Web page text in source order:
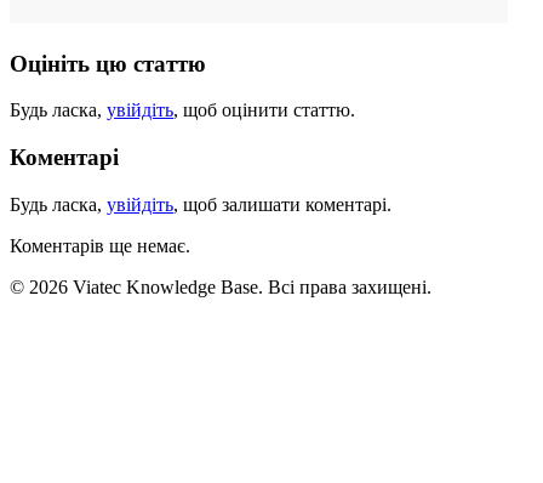
Оцініть цю статтю
Будь ласка, увійдіть, щоб оцінити статтю.
Коментарі
Будь ласка, увійдіть, щоб залишати коментарі.
Коментарів ще немає.
© 2026 Viatec Knowledge Base. Всі права захищені.